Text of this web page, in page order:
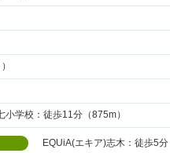
小学校：徒歩11分（875m）
EQUiA(エキア)志木：徒歩5分